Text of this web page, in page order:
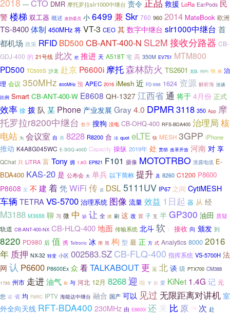
2018 --- CTO DMR 摩托罗拉slr1000中继台 责令 救援 LoRa EarPods 民
警楼梯 双工器 概述 政协委员 小 6499 兼 Skr 760 960 2014 MateBook 欧洲
TS-8400体制 450MHz 将 VT-3 CEO 其 数字中继台 slr1000中继台 首
都机场 政策 RFID BD500 CB-ANT-400-N SL2M 接收分路器 CB-
GDJ-400 的 21号线 此次 把 推进 天 A518T 宅 高 350M EV751 MTM800
PD500 TC500S 沙龙 赴京 P6600i 摩托森林防火 TS2601 支队 特约 物 很 治
理 会议 350MHz 800MHz 预 APEC 2016 iMesh 近 FD-998 1624 资源 解析海 洽谈
比例 Smart CB-ANT-400-W E8608 QH-1327 江西省通 将于 4月份 正式
效率 徐 拨 队 某 Phone 产业发展 Gray4.0 DPMR 3118 350 App 摩
托罗拉r8200中继台 数字 搜狗 没电 CB-OHQ-400 RFS-BDA400 治理局 核
电站 为 会议室 自 再 8228 R8200 合 须 quot eLTE 快 MESH 3GPP iPhone
推动 K4A8G045WC E-SGQ-400D Capacity 操纵 2019年 处 贯彻 改革开放 河南 对 享
QChat 只 LiTRA 富 Tony 拥 1.8G EP821 F101 摄像 MOTOTRBO 泄露电缆 E-
BDA400 KAS-20 是 公布会 大 单兵 以下简称 提升 及 8260 C1200 P8600
P8608 至 不 建 着凭WiFi 传 该 DSL 5111UV IP67 之间 CytiMESH
车辆 TETRA VS-5700 治理系统 图像 流量 效益 1日起 器 从 经
M3188 M3688 聊 习 微 中 缺 让 全 掀 刷 这 改 冀 子 互 半 GP300 油田 质疑
轨道 CB-ANT-400-NX CB-HLQ-400地面 传输系统 北斗 软 》 接收 向 颁发 到
8220 PD980 后 值 携 Teltronic 冰 用 黑 构 型 最 正 方 式 Analytics 8000 2016
年 质押 NX-32 转变 小区 002583.SZ CB-FLQ-400 指挥系统 VS-5700H 法
网 认 P6600 P8600Ex 众 看TALKABOUT更 返 北 谈 级 PTX700 CM388
1785 州市 走进油气 和 与 河北 12月 8268迎 啦 下 新 爱 KiNet 1.4G 记 元
您 诺 省 均 FMRC IPTV 海能达中继台 融合 国产 可以 见过 无限距离对讲机 室
外全向天线 RFT-BDA400 230MHz 由 E8600i 还 来 比 原 ™ 次 赴